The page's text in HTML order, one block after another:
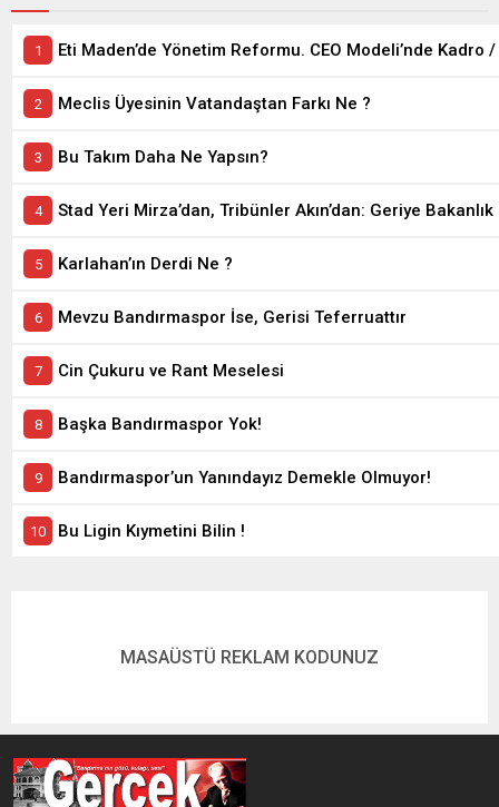
Meclis Üyesinin Vatandaştan Farkı Ne ?
Bu Takım Daha Ne Yapsın?
Stad Yeri Mirza’dan, Tribünler Akın’dan: Geriye Bakanlık
Karlahan’ın Derdi Ne ?
Mevzu Bandırmaspor İse, Gerisi Teferruattır
Cin Çukuru ve Rant Meselesi
Başka Bandırmaspor Yok!
Bandırmaspor’un Yanındayız Demekle Olmuyor!
Bu Ligin Kıymetini Bilin !
MASAÜSTÜ REKLAM KODUNUZ